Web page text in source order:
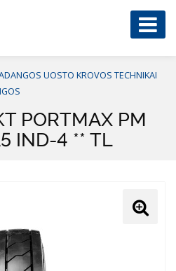
UOSTO KROVOS TECHNIKAI
PORTMAX PM
IND-4 ** TL